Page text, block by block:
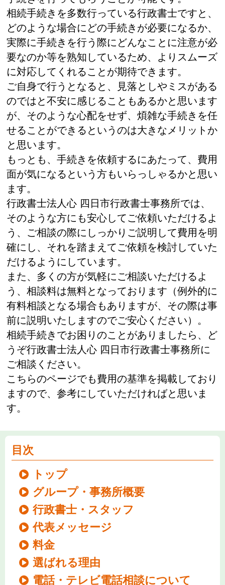
相続手続きを多数行っている行政書士ですと、
どのような場合にどの手続きが必要になるか、
実際に手続きを行う際にどんなことに注意が必
要なのか等を熟知しているため、よりスムーズ
に対応してくれることが期待できます。
ご自身で行うとなると、見落としやミスがある
のではと不安に感じることもあるかと思います
が、そのような心配をせず、煩雑な手続きを任
せることができるというのは大きなメリットか
と思います。
もっとも、手続きを依頼するにあたって、費用
面が気になるという方もいらっしゃるかと思い
ます。
行政書士法人心 四日市行政書士事務所では、
そのような方にも安心してご依頼いただけるよ
う、ご相談の際にしっかりご説明して費用を明
確にし、それを踏まえてご依頼を検討していた
だけるようにしています。
また、多くの方が気軽にご相談いただけるよ
う、相談料は無料となっております（例外的に
有料相談となる場合もありますが、その際は事
前に説明いたしますのでご安心ください）。
相続手続きでお困りのことがありましたら、ど
うぞ行政書士法人心 四日市行政書士事務所に
ご相談ください。
こちらのページでも費用の基準を掲載しており
ますので、参考にしていただければと思いま
す。
目次
トップ
グループ・事務所概要
行政書士・スタッフ
代表メッセージ
料金
選ばれる理由
電話・テレビ電話相談について